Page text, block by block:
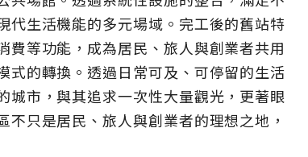
代生活機能的多元場域。完工後的舊站特
等功能，成為居民、旅人與創業者共用
式的轉換。透過日常可及、可停留的生活
城市，與其追求一次性大量觀光，更著眼
只是居民、旅人與創業者的理想之地，